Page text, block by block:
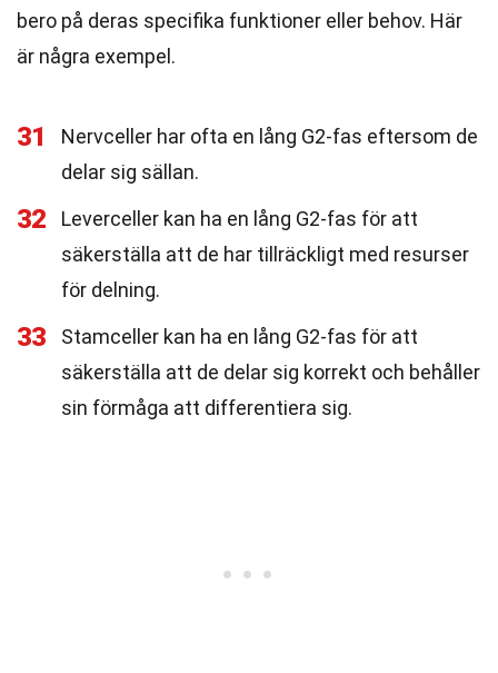
bero på deras specifika funktioner eller behov. Här
är några exempel.
31
Nervceller har ofta en lång G2-fas eftersom de
delar sig sällan.
32
Leverceller kan ha en lång G2-fas för att
säkerställa att de har tillräckligt med resurser
för delning.
33
Stamceller kan ha en lång G2-fas för att
säkerställa att de delar sig korrekt och behåller
sin förmåga att differentiera sig.